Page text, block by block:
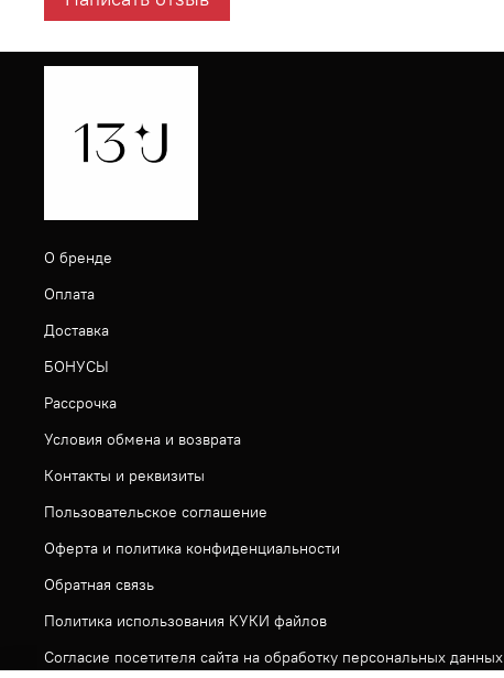
О бренде
Оплата
Доставка
БОНУСЫ
Рассрочка
Условия обмена и возврата
Контакты и реквизиты
Пользовательское соглашение
Оферта и политика конфиденциальности
Обратная связь
Политика использования КУКИ файлов
Согласие посетителя сайта на обработку персональных данных